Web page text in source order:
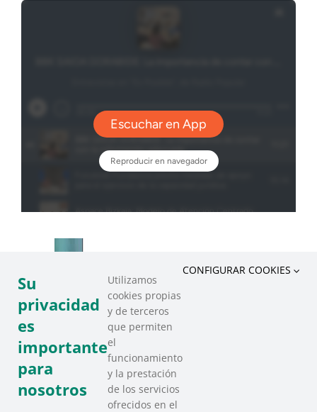
Su
privacidad
es
importante
para
nosotros
Utilizamos
cookies propias
y de terceros
que permiten
el
funcionamiento
y la prestación
de los servicios
ofrecidos en el
CONFIGURAR COOKIES